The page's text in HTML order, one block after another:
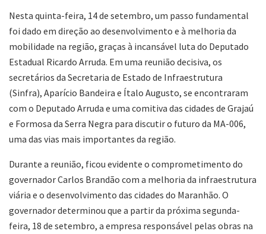
Nesta quinta-feira, 14 de setembro, um passo fundamental
foi dado em direção ao desenvolvimento e à melhoria da
mobilidade na região, graças à incansável luta do Deputado
Estadual Ricardo Arruda. Em uma reunião decisiva, os
secretários da Secretaria de Estado de Infraestrutura
(Sinfra), Aparício Bandeira e Ítalo Augusto, se encontraram
com o Deputado Arruda e uma comitiva das cidades de Grajaú
e Formosa da Serra Negra para discutir o futuro da MA-006,
uma das vias mais importantes da região.
Durante a reunião, ficou evidente o comprometimento do
governador Carlos Brandão com a melhoria da infraestrutura
viária e o desenvolvimento das cidades do Maranhão. O
governador determinou que a partir da próxima segunda-
feira, 18 de setembro, a empresa responsável pelas obras na